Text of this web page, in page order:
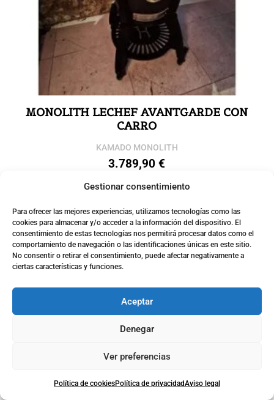
Gestionar consentimiento
Para ofrecer las mejores experiencias, utilizamos tecnologías como las
cookies para almacenar y/o acceder a la información del dispositivo. El
consentimiento de estas tecnologías nos permitirá procesar datos como el
comportamiento de navegación o las identificaciones únicas en este sitio.
No consentir o retirar el consentimiento, puede afectar negativamente a
ciertas características y funciones.
Aceptar
Denegar
Ver preferencias
Política de cookiesPolítica de privacidadAviso legal
MONOLITH LECHEF AVANTGARDE CON
CARRO
KAMADO MONOLITH
3.789,90€